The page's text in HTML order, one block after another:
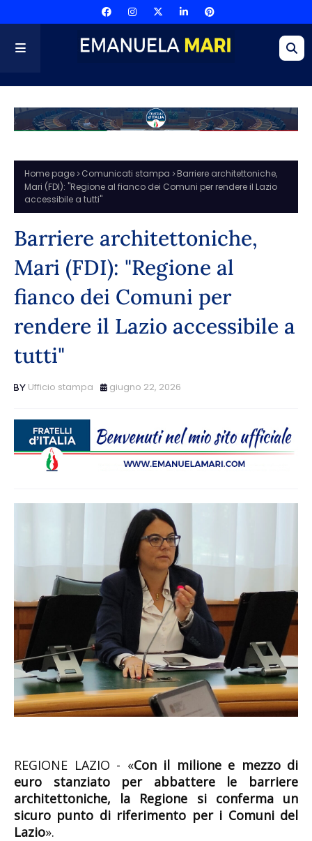
Home page Comunicati stampa
Barriere architettoniche,
Mari (FDI): "Regione al fianco dei Comuni per rendere il Lazio
accessibile a tutti"
Barriere architettoniche,
Mari (FDI): "Regione al
fianco dei Comuni per
rendere il Lazio accessibile a
tutti"
Ufficio stampa giugno 22, 2026
REGIONE LAZIO - «Con il milione e mezzo di
euro stanziato per abbattere le barriere
architettoniche, la Regione si conferma un
sicuro punto di riferimento per i Comuni del
Lazio».